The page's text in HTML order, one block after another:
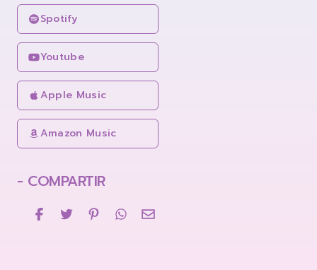
Spotify
Youtube
Apple Music
Amazon Music
- COMPARTIR